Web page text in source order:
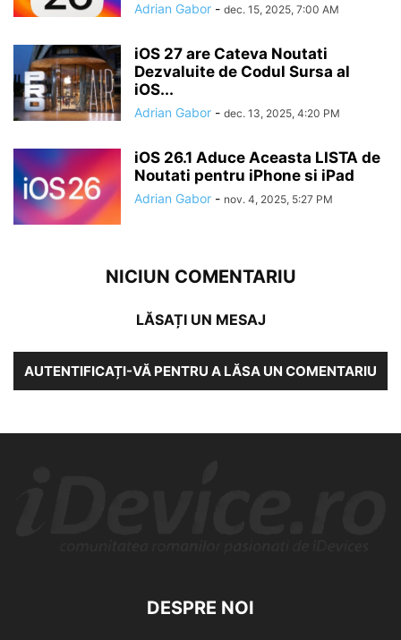
Adrian Gabor - dec. 15, 2025, 7:00 AM
iOS 27 are Cateva Noutati
Dezvaluite de Codul Sursa al
iOS...
Adrian Gabor - dec. 13, 2025, 4:20 PM
iOS 26.1 Aduce Aceasta LISTA de
Noutati pentru iPhone si iPad
Adrian Gabor - nov. 4, 2025, 5:27 PM
NICIUN COMENTARIU
LĂSAȚI UN MESAJ
AUTENTIFICAȚI-VĂ PENTRU A LĂSA UN COMENTARIU
DESPRE NOI